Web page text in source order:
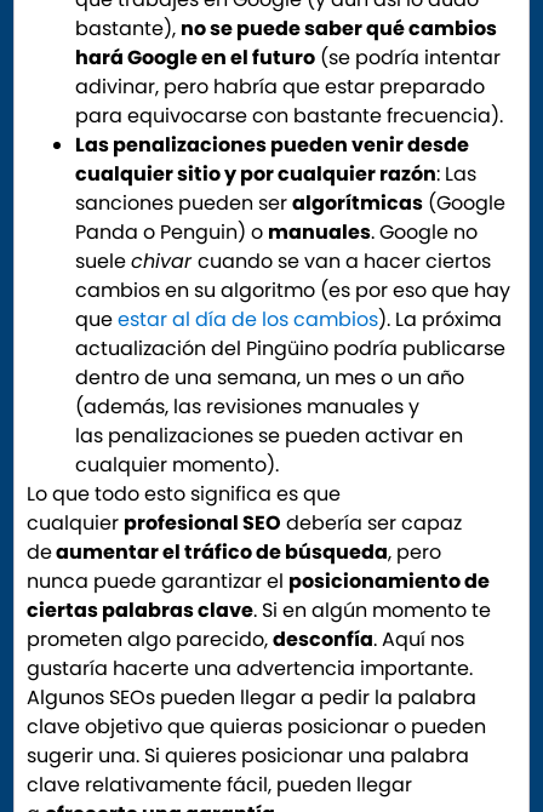
bastante), no se puede saber qué cambios
hará Google en el futuro (se podría intentar
adivinar, pero habría que estar preparado
para equivocarse con bastante frecuencia).
Las penalizaciones pueden venir desde
cualquier sitio y por cualquier razón: Las
sanciones pueden seralgorítmicas (Google
Panda o Penguin) o manuales. Google no
suelechivarcuando se van a hacer ciertos
cambios en su algoritmo (es por eso que hay
queestar al día de los cambios). La próxima
actualización del Pingüino podría publicarse
dentro de una semana, un mes o un año
(además, las revisiones manuales y
las penalizaciones se pueden activar en
cualquier momento).
Lo que todo esto significa es que
cualquier profesional SEO debería ser capaz
deaumentar el tráfico de búsqueda, pero
nunca puede garantizar el posicionamiento de
ciertas palabras clave. Si en algún momento te
prometen algo parecido,desconfía. Aquí nos
gustaría hacerte una advertencia importante.
Algunos SEOs pueden llegar a pedir la palabra
clave objetivo que quieras posicionar o pueden
sugerir una. Si quieres posicionar una palabra
clave relativamente fácil, pueden llegar